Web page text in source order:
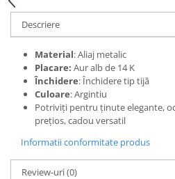
Descriere
Material: Aliaj metalic
Placare: Aur alb de 14 K
Închidere: Închidere tip tijă
Culoare: Argintiu
Potriviți pentru ținute elegante,
prețios, cadou versatil
Informatii conformitate produs
Review-uri(0)